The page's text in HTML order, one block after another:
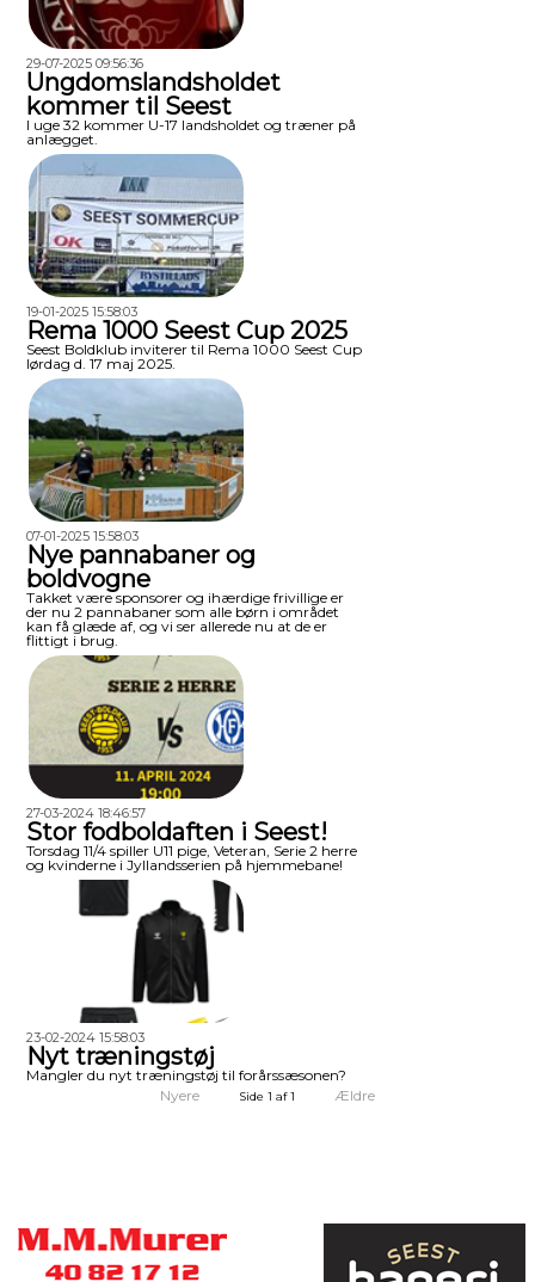
29-07-2025 09:56:36
Ungdomslandsholdet
kommer til Seest
I uge 32 kommer U-17 landsholdet og træner på
anlægget.
19-01-2025 15:58:03
Rema 1000 Seest Cup 2025
Seest Boldklub inviterer til Rema 1000 Seest Cup
lørdag d. 17 maj 2025.
07-01-2025 15:58:03
Nye pannabaner og
boldvogne
Takket være sponsorer og ihærdige frivillige er
der nu 2 pannabaner som alle børn i området
kan få glæde af, og vi ser allerede nu at de er
flittigt i brug.
27-03-2024 18:46:57
Stor fodboldaften i Seest!
Torsdag 11/4 spiller U11 pige, Veteran, Serie 2 herre
og kvinderne i Jyllandsserien på hjemmebane!
23-02-2024 15:58:03
Nyt træningstøj
Mangler du nyt træningstøj til forårssæsonen?
Nyere
Side 1 af 1 Ældre